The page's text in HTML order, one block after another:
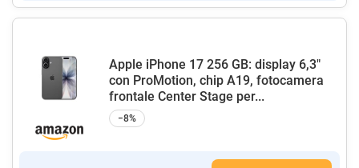
Apple iPhone 17 256 GB: display 6,3"
con ProMotion, chip A19, fotocamera
frontale Center Stage per...
−8%